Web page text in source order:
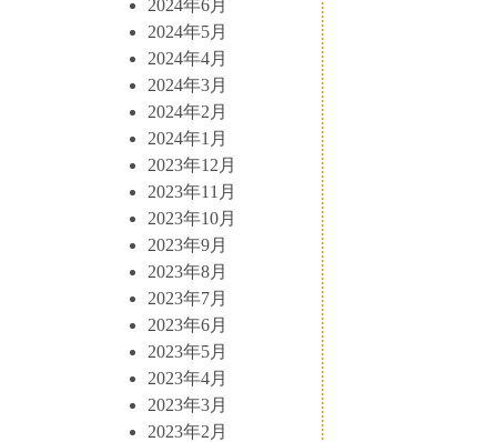
2024年6月
2024年5月
2024年4月
2024年3月
2024年2月
2024年1月
2023年12月
2023年11月
2023年10月
2023年9月
2023年8月
2023年7月
2023年6月
2023年5月
2023年4月
2023年3月
2023年2月